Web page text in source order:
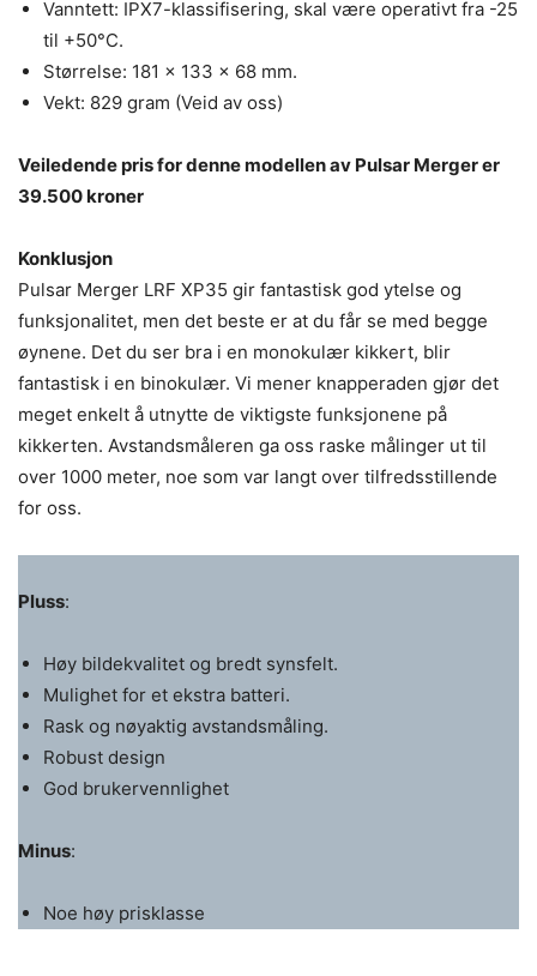
Vanntett: IPX7-klassifisering, skal være operativt fra -25
til +50°C.
Størrelse: 181 x 133 x 68 mm.
Vekt: 829 gram (Veid av oss)
Veiledende pris for denne modellen av Pulsar Merger er
39.500 kroner
Konklusjon
Pulsar Merger LRF XP35 gir fantastisk god ytelse og
funksjonalitet, men det beste er at du får se med begge
øynene. Det du ser bra i en monokulær kikkert, blir
fantastisk i en binokulær. Vi mener knapperaden gjør det
meget enkelt å utnytte de viktigste funksjonene på
kikkerten. Avstandsmåleren ga oss raske målinger ut til
over 1000 meter, noe som var langt over tilfredsstillende
for oss.
Pluss:
Høy bildekvalitet og bredt synsfelt.
Mulighet for et ekstra batteri.
Rask og nøyaktig avstandsmåling.
Robust design
God brukervennlighet
Minus:
Noe høy prisklasse